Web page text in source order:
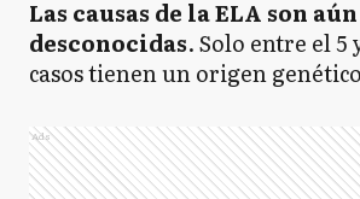
Las causas de la ELA son aún
desconocidas. Solo entre el 5
casos tienen un origen
Ads